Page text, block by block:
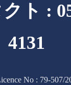
ト :
4131
No : 79-507/